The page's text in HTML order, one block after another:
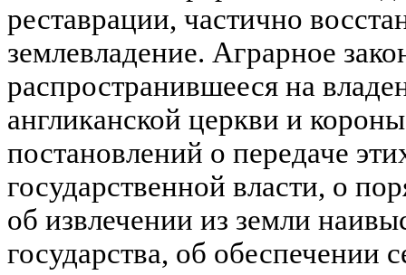
реставрации, частично
землевладение. Аграрное
распространившееся на
англиканской церкви и
постановлений о передаче
государственной власти, о
об извлечении из земли
государства, об обеспечении